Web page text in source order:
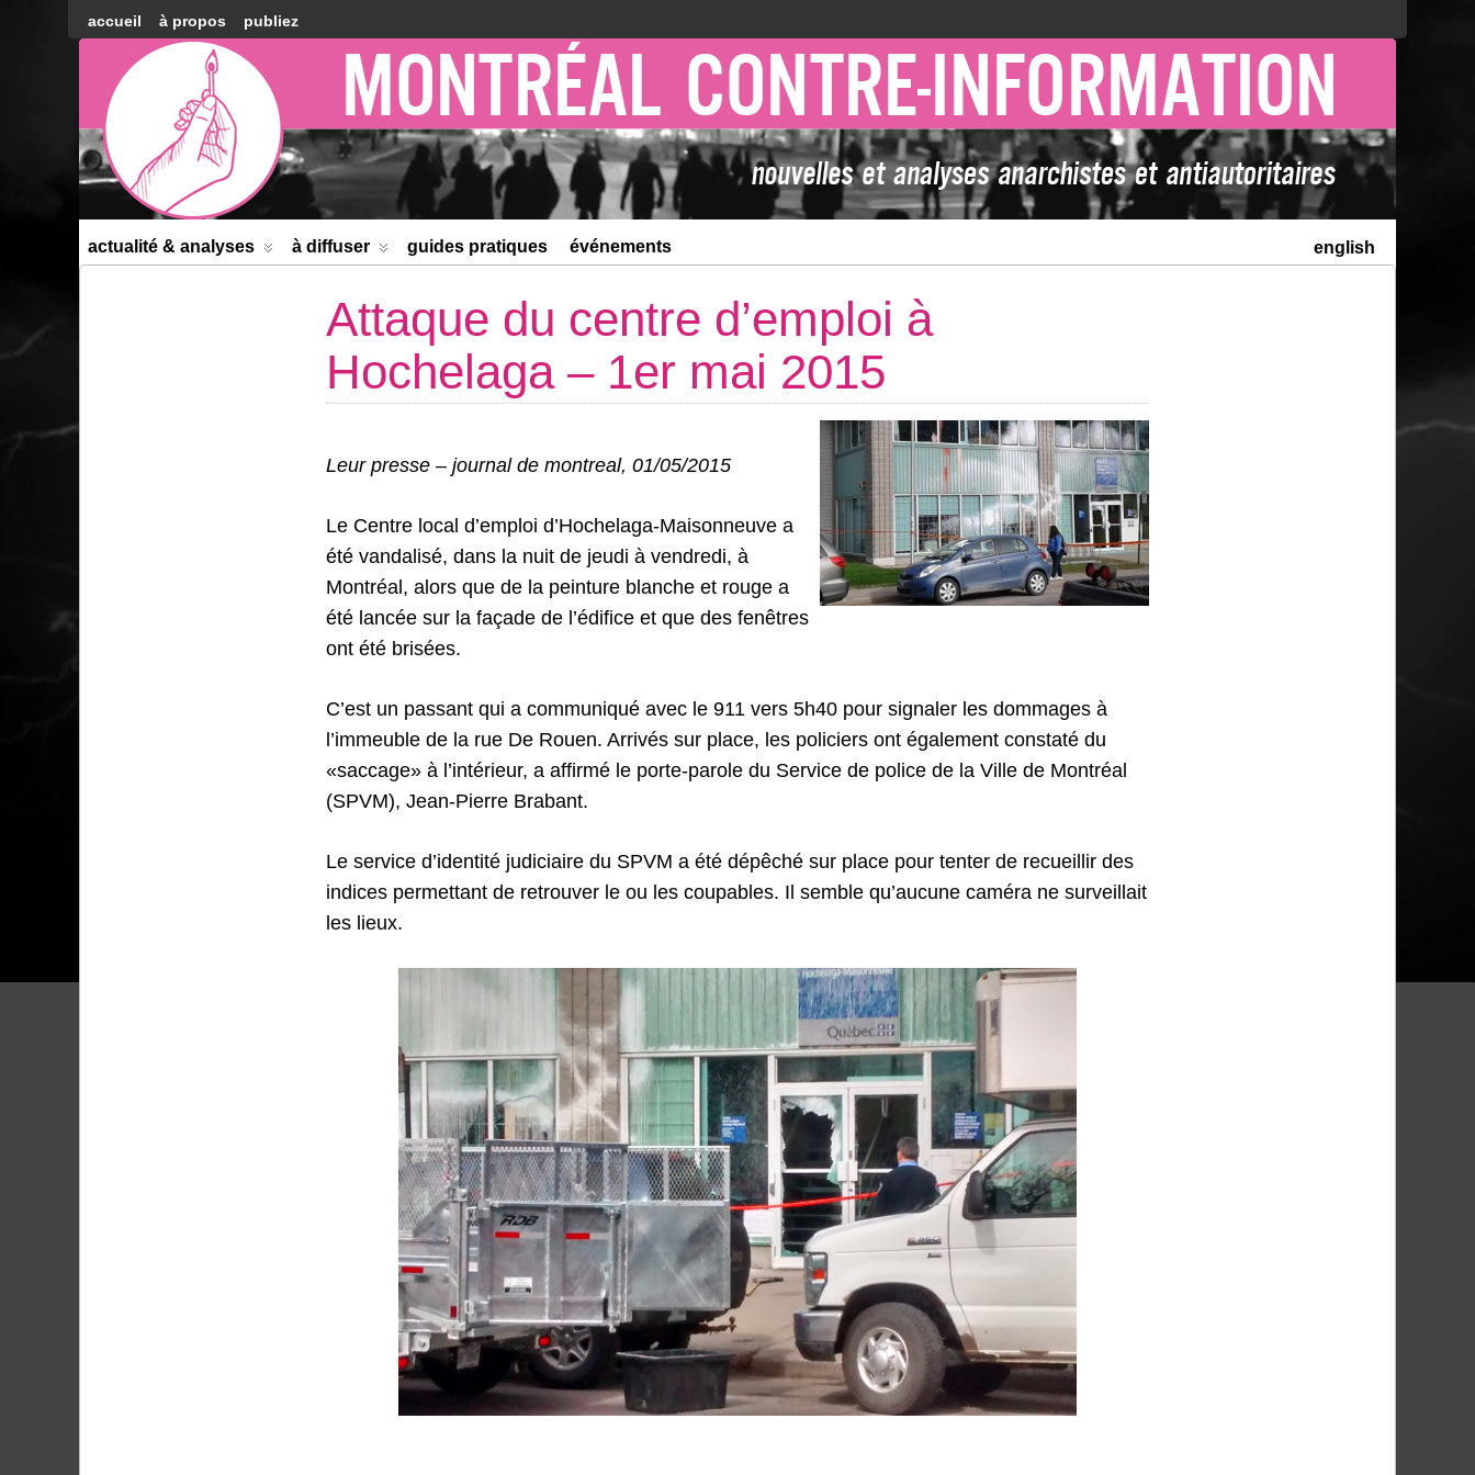
accueil à propos publiez
Montréal
Counter-
information
english
actualité & analyses à diffuser guides pratiques événements
Attaque du centre d’emploi à
Hochelaga – 1er mai 2015
Leur presse – journal de montreal, 01/05/2015
Le Centre local d’emploi d’Hochelaga-Maisonneuve a
été vandalisé, dans la nuit de jeudi à vendredi, à
Montréal, alors que de la peinture blanche et rouge a
été lancée sur la façade de l’édifice et que des fenêtres
ont été brisées.
C’est un passant qui a communiqué avec le 911 vers 5h40 pour signaler les dommages à
l’immeuble de la rue De Rouen. Arrivés sur place, les policiers ont également constaté du
«saccage» à l’intérieur, a affirmé le porte-parole du Service de police de la Ville de Montréal
(SPVM), Jean-Pierre Brabant.
Le service d’identité judiciaire du SPVM a été dépêché sur place pour tenter de recueillir des
indices permettant de retrouver le ou les coupables. Il semble qu’aucune caméra ne surveillait
les lieux.